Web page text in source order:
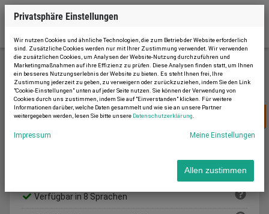
Neu anmelden
BASIC
Verfügbar in 8 Sprachen
Privatsphäre Einstellungen
Wir nutzen Cookies und ähnliche Technologien, die zum Betrieb der Website erforderlich
sind. Zusätzliche Cookies werden nur mit Ihrer Zustimmung verwendet. Wir verwenden
die zusätzlichen Cookies, um Analysen der Website-Nutzung durchzuführen und
Marketingmaßnahmen auf ihre Effizienz zu prüfen. Diese Analysen finden statt, um Ihnen
ein besseres Nutzungserlebnis der Website zu bieten. Es steht Ihnen frei, Ihre
Zustimmung jederzeit zu geben, zu verweigern oder zurückzuziehen, indem Sie den Link
"Cookie-Einstellungen" unten auf jeder Seite nutzen. Sie können der Verwendung von
Cookies durch uns zustimmen, indem Sie auf "Einverstanden" klicken. Für weitere
Informationen darüber, welche Daten gesammelt und wie sie an unsere Partner
weitergegeben werden, lesen Sie bitte unsere Datenschutzerklärung
Impressum Meine Einstellungen
Allen zustimmen